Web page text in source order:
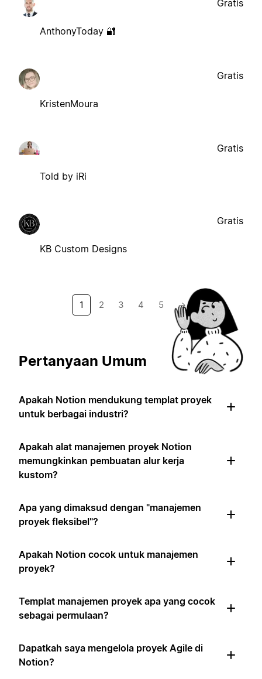
AnthonyToday 🔐
Gratis
KristenMoura
Gratis
Told by iRi
Gratis
KB Custom Designs
Gratis
1 2 3 4 5 →
Pertanyaan Umum
Apakah Notion mendukung templat proyek
untuk berbagai industri?
Apakah alat manajemen proyek Notion
memungkinkan pembuatan alur kerja
kustom?
Apa yang dimaksud dengan "manajemen
proyek fleksibel"?
Apakah Notion cocok untuk manajemen
proyek?
Templat manajemen proyek apa yang cocok
sebagai permulaan?
Dapatkah saya mengelola proyek Agile di
Notion?